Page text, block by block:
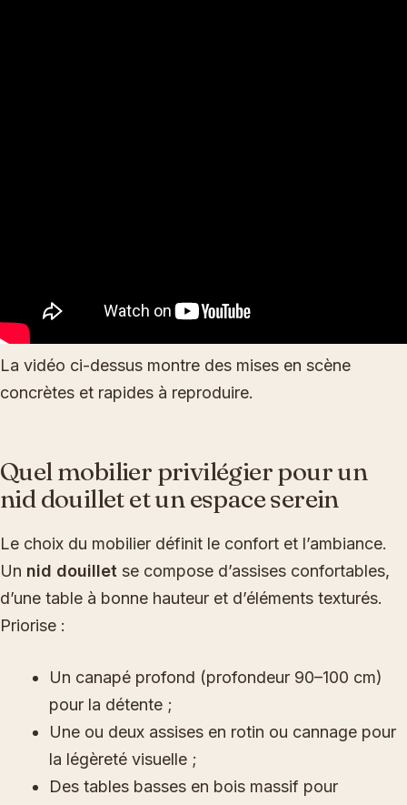
La vidéo ci-dessus montre des mises en scène
concrètes et rapides à reproduire.
Quel mobilier privilégier pour un
nid douillet et un espace serein
Le choix du mobilier définit le confort et l’ambiance.
Un nid douillet se compose d’assises confortables,
d’une table à bonne hauteur et d’éléments texturés.
Priorise :
Un canapé profond (profondeur 90–100 cm)
pour la détente ;
Une ou deux assises en rotin ou cannage pour
la légèreté visuelle ;
Des tables basses en bois massif pour